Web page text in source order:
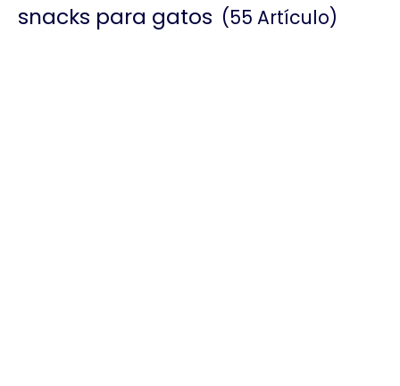
snacks para gatos (55 Artículo)